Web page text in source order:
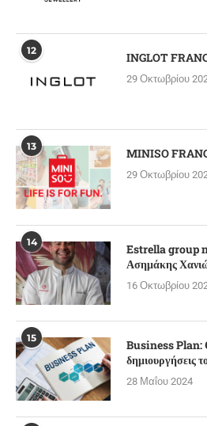
12 INGLOT
29 Οκτωβρίου
13 MINISO
29 Οκτωβρίου
14
Estrella group
Ασημάκης
16 Οκτωβρίου
15
Business Plan:
δημιουργήσεις
28 Μαΐου 2024